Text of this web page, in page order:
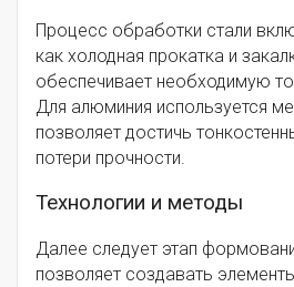
Процесс обработки стали
как холодная прокатка и
обеспечивает необходимую
Для алюминия используется
позволяет достичь
потери прочности.
Технологии и методы
Далее следует этап
позволяет создавать